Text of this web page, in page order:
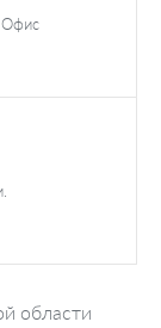
Офис
области